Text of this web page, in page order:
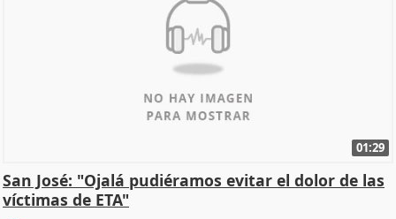
01:29
San José: "Ojalá pudiéramos evitar el dolor de las
víctimas de ETA"